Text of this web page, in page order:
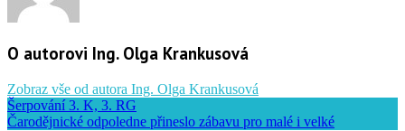
O autorovi Ing. Olga Krankusová
Zobraz vše od autora Ing. Olga Krankusová
Šerpování 3. K, 3. RG
Čarodějnické odpoledne přineslo zábavu pro malé i velké